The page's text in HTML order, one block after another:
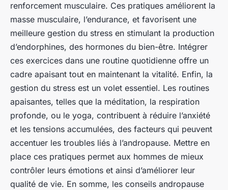
renforcement musculaire. Ces pratiques améliorent la
masse musculaire, l’endurance, et favorisent une
meilleure gestion du stress en stimulant la production
d’endorphines, des hormones du bien-être. Intégrer
ces exercices dans une routine quotidienne offre un
cadre apaisant tout en maintenant la vitalité. Enfin, la
gestion du stress est un volet essentiel. Les routines
apaisantes, telles que la méditation, la respiration
profonde, ou le yoga, contribuent à réduire l’anxiété
et les tensions accumulées, des facteurs qui peuvent
accentuer les troubles liés à l’andropause. Mettre en
place ces pratiques permet aux hommes de mieux
contrôler leurs émotions et ainsi d’améliorer leur
qualité de vie. En somme, les conseils andropause